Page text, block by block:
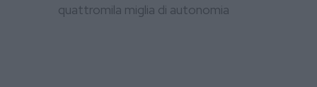
quattromila miglia di autonomia